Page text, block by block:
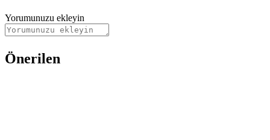
Yorumunuzu ekleyin
Önerilen